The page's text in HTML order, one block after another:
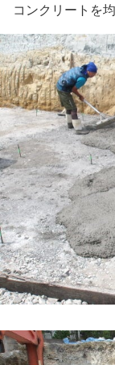
コンクリートを